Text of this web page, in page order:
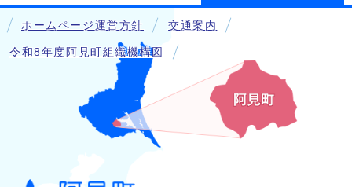
ホームページ運営方針 交通案内
令和8年度阿見町組織機構図